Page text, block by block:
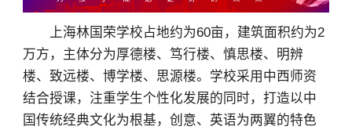
上海林国荣学校占地约为60亩，建筑面积约为2
万方，主体分为厚德楼、笃行楼、慎思楼、明辨
楼、致远楼、博学楼、思源楼。学校采用中西师资
结合授课，注重学生个性化发展的同时，打造以中
国传统经典文化为根基，创意、英语为两翼的特色